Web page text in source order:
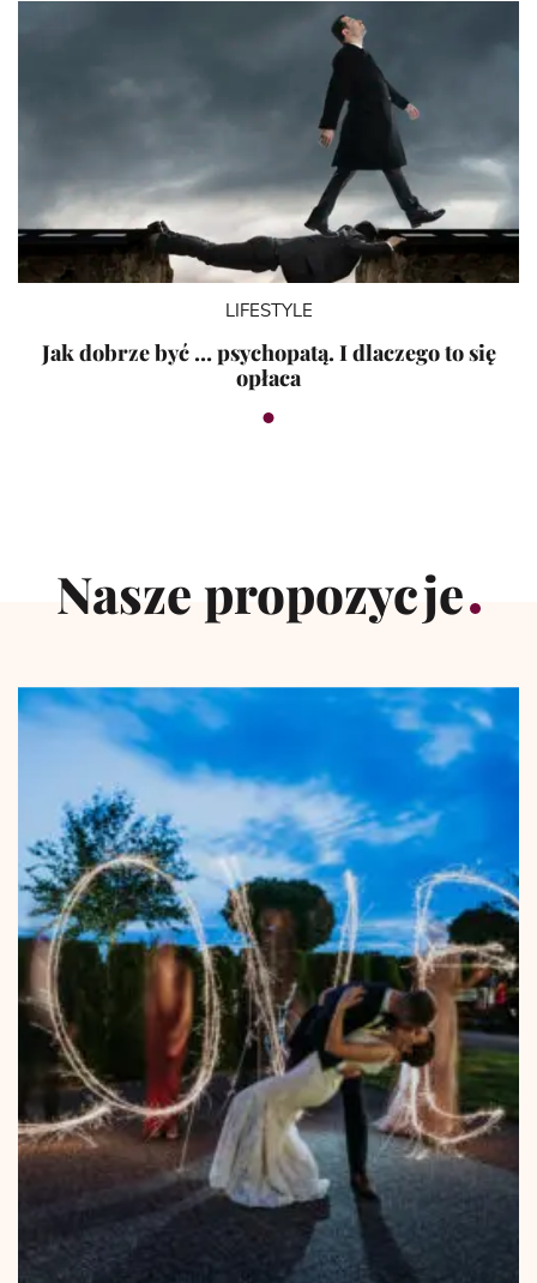
LIFESTYLE
Jak dobrze być … psychopatą. I dlaczego to się
opłaca
Nasze propozycje